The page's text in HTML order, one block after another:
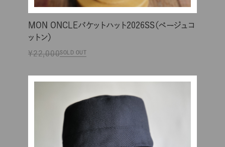
MON ONCLEバケットハット2026SS（ベージュコ
ットン）
¥22,000SOLD OUT